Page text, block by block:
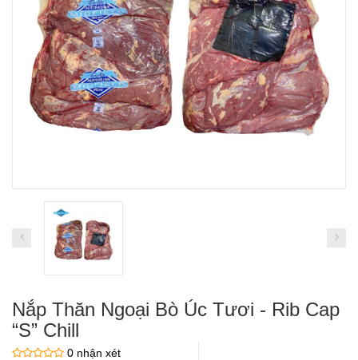
Nắp Thăn Ngoại Bò Úc Tươi - Rib Cap
“S” Chill
0 nhận xét